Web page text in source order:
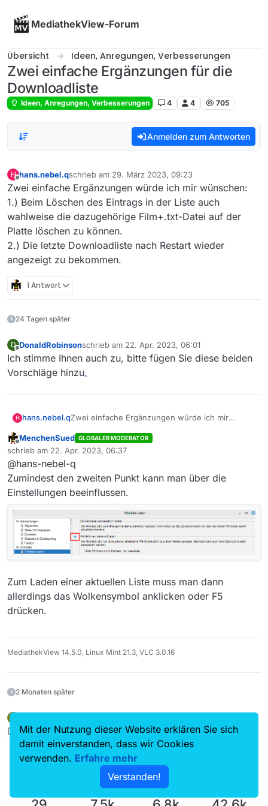
MediathekView-Forum
Übersicht Ideen, Anregungen, Verbesserungen
Zwei einfache Ergänzungen für die
Downloadliste
Ideen, Anregungen, Verbesserungen 4 4 705
Anmelden zum Antworten
H
Offline
hans.nebel.qschrieb am 29. März 2023, 09:23
zuletzt editiert von
Zwei einfache Ergänzungen würde ich mir wünschen:
1.) Beim Löschen des Eintrags in der Liste auch
wahlweise die dazugehörige Film+.txt-Datei auf der
Platte löschen zu können.
2.) Die letzte Downloadliste nach Restart wieder
angezeigt zu bekommen.
1 Antwort
24 Tagen später
D
Offline
DonaldRobinsonschrieb am 22. Apr. 2023, 06:01
zuletzt editiert von
Ich stimme Ihnen auch zu, bitte fügen Sie diese beiden
Vorschläge hinzu.
H hans.nebel.qZwei einfache Ergänzungen würde ich mir
1.) Beim Löschen des Eintrags in der Liste auch
wahlweise die dazugehörige Film+.txt-Datei auf
der Platte löschen zu können.
2.) Die letzte Downloadliste nach Restart wieder
angezeigt zu bekommen.
Offline
MenchenSued GLOBALER MODERATOR
schrieb am 22. Apr. 2023, 06:37
zuletzt editiert von
@hans-nebel-q
Zumindest den zweiten Punkt kann man über die
Einstellungen beeinflussen.
Zum Laden einer aktuellen Liste muss man dann
allerdings das Wolkensymbol anklicken oder F5
drücken.
MediathekView 14.5.0, Linux Mint 21.3, VLC 3.0.16
2 Monaten später
Offline
Dieser Beitrag wurde gelöscht!
Mit der Nutzung dieser Website erklären Sie sich
damit einverstanden, dass wir Cookies
verwenden. Erfahre mehr
Verstanden!